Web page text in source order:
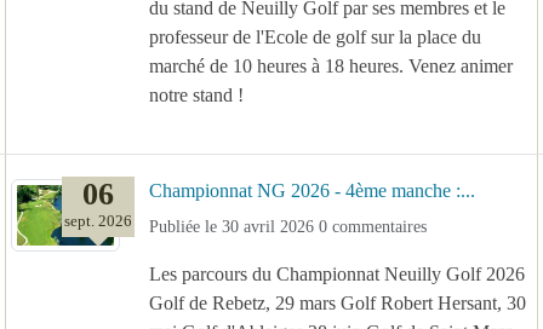
du stand de Neuilly Golf par ses membres et le
professeur de l'Ecole de golf sur la place du
marché de 10 heures à 18 heures. Venez animer
notre stand !
06
sept. 2026
Championnat NG 2026 - 4ème manche :...
Publiée le 30 avril 2026 0 commentaires
Les parcours du Championnat Neuilly Golf 2026
Golf de Rebetz, 29 mars Golf Robert Hersant, 30